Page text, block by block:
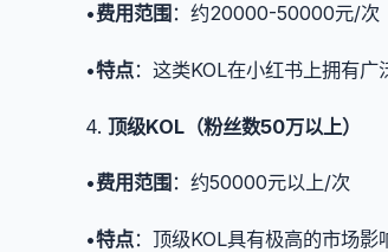
•费用范围 ：约20000-50000元/次
•特点：这类KOL在小红书上拥有广
4. 顶级KOL（粉丝数50万以上）
•费用范围 ：约50000元以上/次
•特点：顶级KOL具有极高的市场